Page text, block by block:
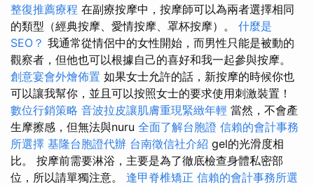
整復推薦療程 在副療按摩中，按摩師可以為兩者選擇相同
的類型（經典按摩、愛情按摩、罩杯按摩）。 什麼是
SEO？ 我通常從情侶中的女性開始，而男性只能是被動的
觀察者，但他也可以根據自己的喜好和我一起參與按摩。
創意宴會外燴佈置 如果女士允許的話，新按摩的時候你也
可以讓我幫你，並且可以按照女士的要求使用刺激裝置！
數位行銷策略 音波拉皮讓肌膚重現緊緻年輕 當然，不會產
生摩擦感，但無法與nuru 全面了解台胞證 信賴的會計事務
所選擇 基隆台胞證代辦 台南徵信社介紹 gel的光滑度相
比。 按摩前需要淋浴，主要是為了徹底檢查身體私密部
位，所以請單獨注意。 逢甲脊椎矯正 信賴的會計事務所選